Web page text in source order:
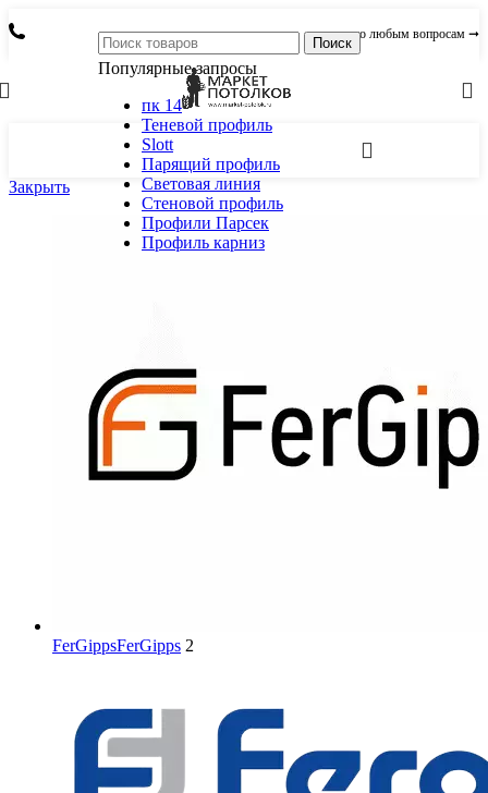
по любым вопросам ➞
Поиск
Популярные запросы
пк 14
Теневой профиль
Slott
Парящий профиль
Световая линия
Стеновой профиль
Профили Парсек
Профиль карниз
Закрыть
FerGippsFerGipps 2